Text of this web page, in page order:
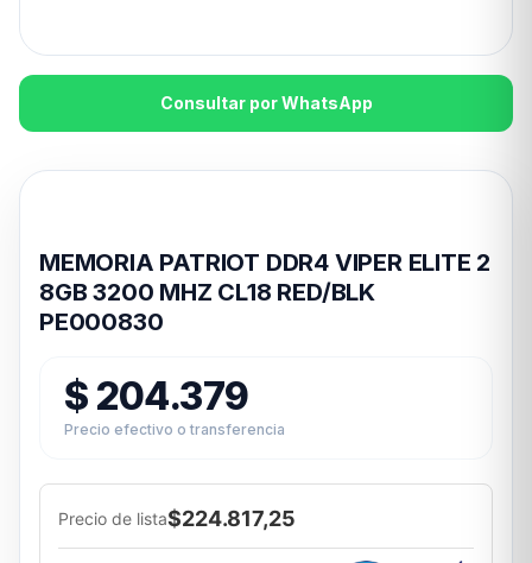
Consultar por WhatsApp
MEMORIA PATRIOT DDR4 VIPER ELITE 2
8GB 3200 MHZ CL18 RED/BLK
PE000830
$ 204.379
Precio efectivo o transferencia
Precio de lista$224.817,25